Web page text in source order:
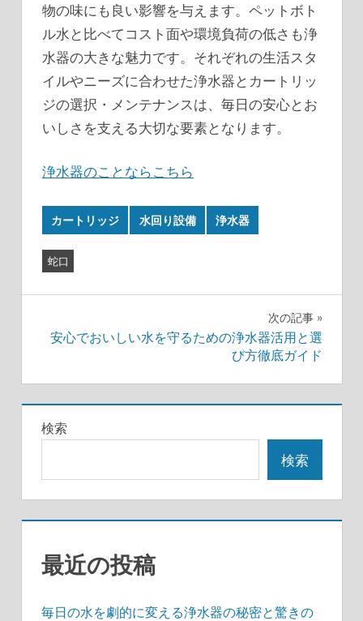
物の味にも良い影響を与えます。ペットボト
ル水と比べてコスト面や環境負荷の低さも浄
水器の大きな魅力です。それぞれの生活スタ
イルやニーズに合わせた浄水器とカートリッ
ジの選択・メンテナンスは、毎日の安心とお
いしさを支える大切な要素となります。
浄水器のことならこちら
カートリッジ 水回り設備 浄水器
蛇口
ナ
ビ
ゲ
ー
シ
ン
次の記事
安心でおいしい水を守るための浄水器活用と選
び方徹底ガイド
検索
検索
最近の投稿
毎日の水を劇的に変える浄水器の秘密と驚きの